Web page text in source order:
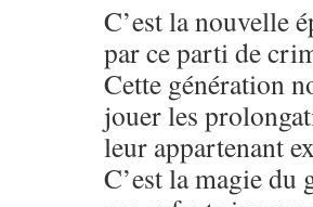
C’est la nouvelle
par ce parti de
Cette génération
jouer les
leur appartenant
C’est la magie